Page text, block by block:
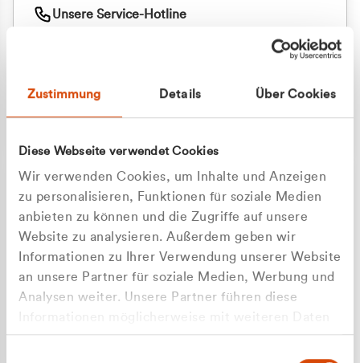
Zustimmung Details Über Cookies
Diese Webseite verwendet Cookies
Wir verwenden Cookies, um Inhalte und Anzeigen
zu personalisieren, Funktionen für soziale Medien
anbieten zu können und die Zugriffe auf unsere
Website zu analysieren. Außerdem geben wir
Informationen zu Ihrer Verwendung unserer Website
an unsere Partner für soziale Medien, Werbung und
Analysen weiter. Unsere Partner führen diese
zusammen, die Sie ihnen bereitgestellt haben oder
Zu welcher Kundengruppe
Unsere Service-Hotline
+49 177 8376058
Apilash Balanesan